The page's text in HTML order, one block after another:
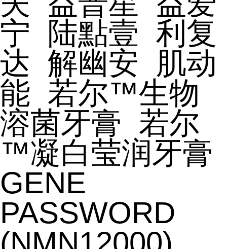
宁
陆點壹 利复
达 解幽安
肌动
能 若尔™生物
溶菌牙膏 若尔
™凝白莹润牙膏
GENE
PASSWORD